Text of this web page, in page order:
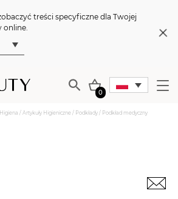
treści specyficzne dla Twojej
online.
0
/ Artykuły Higieniczne / Podkłady / Podkład medyczny